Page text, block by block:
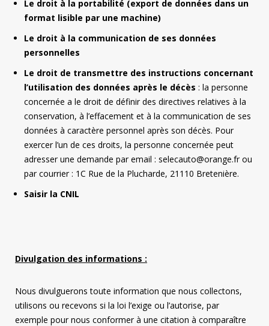
Le droit à la portabilité (export de données dans un
format lisible par une machine)
Le droit à la communication de ses données
personnelles
Le droit de transmettre des instructions concernant
l’utilisation des données après le décès : la personne
concernée a le droit de définir des directives relatives à la
conservation, à l’effacement et à la communication de ses
données à caractère personnel après son décès. Pour
exercer l’un de ces droits, la personne concernée peut
adresser une demande par email : selecauto@orange.fr ou
par courrier : 1C Rue de la Plucharde, 21110 Bretenière.
Saisir la CNIL
Divulgation des informations :
Nous divulguerons toute information que nous collectons,
utilisons ou recevons si la loi l’exige ou l’autorise, par
exemple pour nous conformer à une citation à comparaître